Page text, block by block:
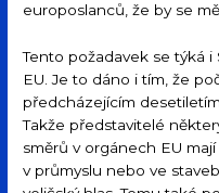
europoslanců, že by se
Tento požadavek se týká
EU. Je to dáno i tím, že
předcházejícím
Takže představitelé
směrů v orgánech EU
v průmyslu nebo ve